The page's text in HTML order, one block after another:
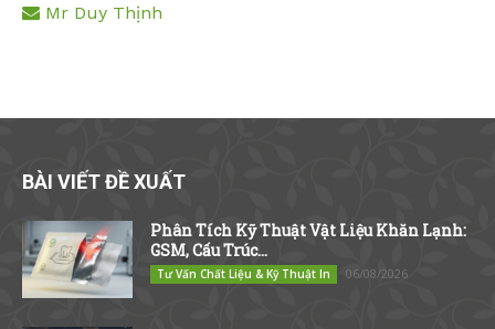
Mr Duy Thịnh
BÀI VIẾT ĐỀ XUẤT
Phân Tích Kỹ Thuật Vật Liệu Khăn Lạnh:
GSM, Cấu Trúc...
Tư Vấn Chất Liệu & Kỹ Thuật In 06/08/2026